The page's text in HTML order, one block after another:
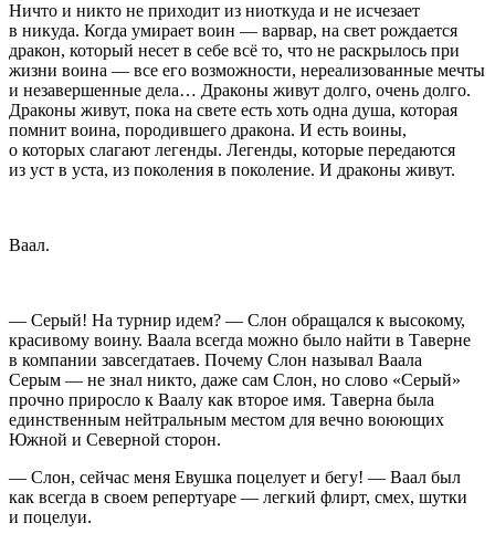
Ничто и никто не приходит из ниоткуда и не исчезает
в никуда. Когда умирает воин — варвар, на свет рождается
дракон, который несет в себе всё то, что не раскрылось при
жизни воина — все его возможности, нереализованные мечты
и незавершенные дела… Драконы живут долго, очень долго.
Драконы живут, пока на свете есть хоть одна душа, которая
помнит воина, породившего дракона. И есть воины,
о которых слагают легенды. Легенды, которые передаются
из уст в уста, из поколения в поколение. И драконы живут.
Ваал.
— Серый! На турнир идем? — Слон обращался к высокому,
красивому воину. Ваала всегда можно было найти в Таверне
в компании завсегдатаев. Почему Слон называл Ваала
Серым — не знал никто, даже сам Слон, но слово «Серый»
прочно приросло к Ваалу как второе имя. Таверна была
единственным нейтральным местом для вечно воюющих
Южной и Северной сторон.
— Слон, сейчас меня Евушка поцелует и бегу! — Ваал был
как всегда в своем репертуаре — легкий флирт, смех, шутки
и поцелуи.